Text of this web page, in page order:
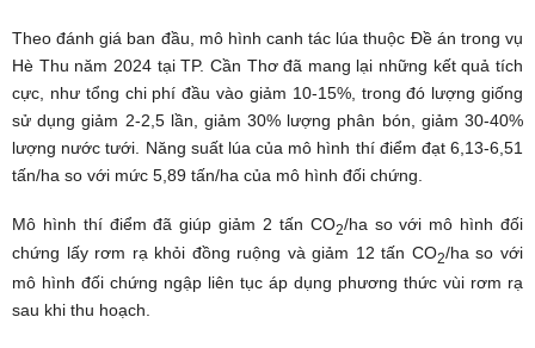
Theo đánh giá ban đầu, mô hình canh tác lúa thuộc Đề án trong vụ
Hè Thu năm 2024 tại TP. Cần Thơ đã mang lại những kết quả tích
cực, như tổng chi phí đầu vào giảm 10-15%, trong đó lượng giống
sử dụng giảm 2-2,5 lần, giảm 30% lượng phân bón, giảm 30-40%
lượng nước tưới. Năng suất lúa của mô hình thí điểm đạt 6,13-6,51
tấn/ha so với mức 5,89 tấn/ha của mô hình đối chứng.
Mô hình thí điểm đã giúp giảm 2 tấn CO2/ha so với mô hình đối
chứng lấy rơm rạ khỏi đồng ruộng và giảm 12 tấn CO2/ha so với
mô hình đối chứng ngập liên tục áp dụng phương thức vùi rơm rạ
sau khi thu hoạch.